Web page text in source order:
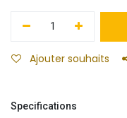
Ajouter souhaits
Specifications